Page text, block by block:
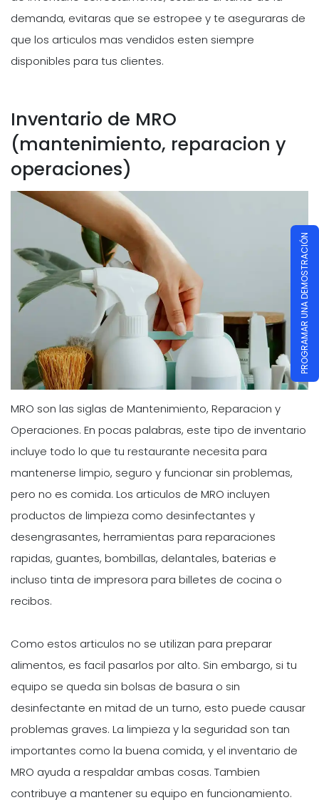
demanda, evitaras que se estropee y te aseguraras de
que los articulos mas vendidos esten siempre
disponibles para tus clientes.
Inventario de MRO
(mantenimiento, reparacion y
operaciones)
MRO son las siglas de Mantenimiento, Reparacion y
Operaciones. En pocas palabras, este tipo de inventario
incluye todo lo que tu restaurante necesita para
mantenerse limpio, seguro y funcionar sin problemas,
pero no es comida. Los articulos de MRO incluyen
productos de limpieza como desinfectantes y
desengrasantes, herramientas para reparaciones
rapidas, guantes, bombillas, delantales, baterias e
incluso tinta de impresora para billetes de cocina o
recibos.
Como estos articulos no se utilizan para preparar
alimentos, es facil pasarlos por alto. Sin embargo, si tu
equipo se queda sin bolsas de basura o sin
desinfectante en mitad de un turno, esto puede causar
problemas graves. La limpieza y la seguridad son tan
importantes como la buena comida, y el inventario de
MRO ayuda a respaldar ambas cosas. Tambien
contribuye a mantener su equipo en funcionamiento.
PROGRAMAR UNA DEMOSTRACIÓN